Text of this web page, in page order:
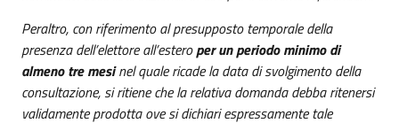
Peraltro, con riferimento al presupposto temporale della
presenza dell’elettore all’esteroper un periodo minimo di
almeno tre mesinel quale ricade la data di svolgimento della
consultazione, si ritiene che la relativa domanda debba ritenersi
validamente prodotta ove si dichiari espressamente tale